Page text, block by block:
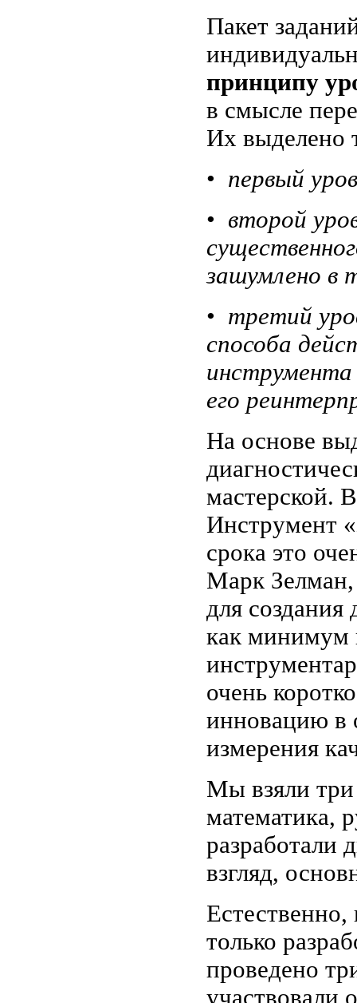
Пакет
принципу
в смысле
Их выделено
• первый
• второй
зашумлено в
• третий
способа
инструмента
его
На основе
мастерской.
Инструмент
срока это
Марк Зелман,
для создания
как минимум
очень
инновацию в
измерения
Мы взяли
математика,
разработали
взгляд,
только
проведено
участвовали